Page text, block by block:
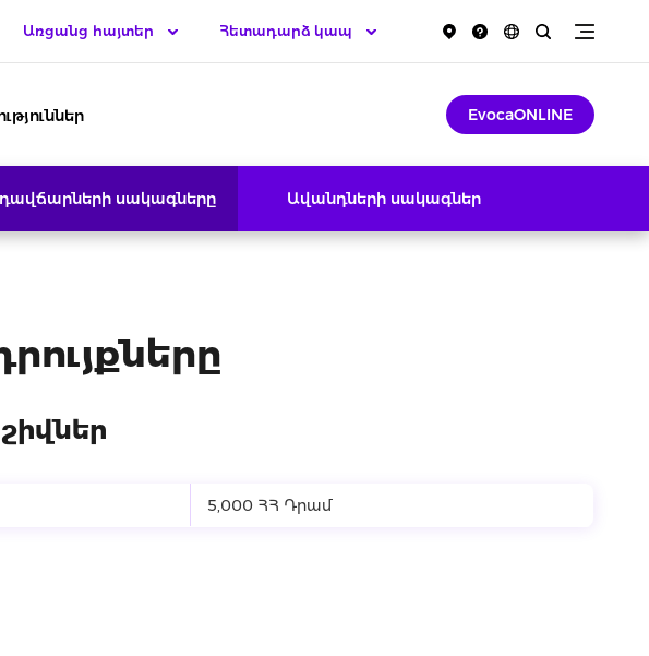
Հետադարձ կապ
Առցանց հայտեր
EvocaONLINE
սակագները Ավանդների սակագներ
5,000 ՀՀ Դրամ